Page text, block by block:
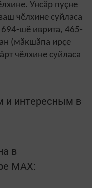
Унсăр пуçне
чӗлхине суйласа
шӗ иврита, 465-
(мăкшăпа ирçе
чӗлхине суйласа
интересным в
в
MАХ: